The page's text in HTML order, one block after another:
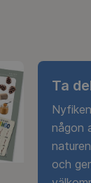
Ta
någon
och